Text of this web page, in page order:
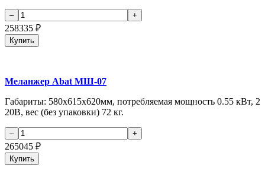
258335 ₽
Купить
Меланжер Abat МШ-07
Габариты: 580х615х620мм, потребляемая мощность 0.55 кВт, 2
20В, вес (без упаковки) 72 кг.
265045 ₽
Купить